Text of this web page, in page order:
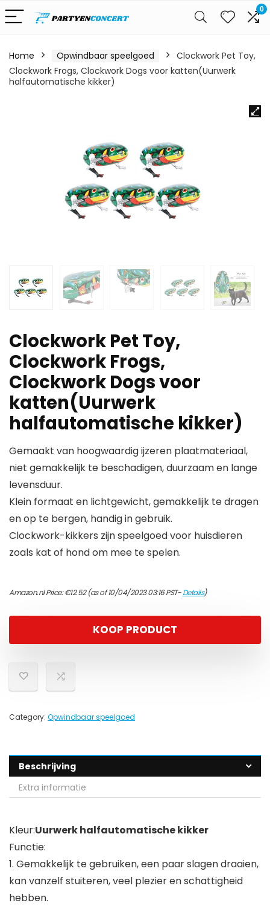
0
Home Opwindbaar speelgoed
Clockwork Pet Toy,
Clockwork Frogs, Clockwork Dogs voor katten(Uurwerk
halfautomatische kikker)
Clockwork Pet Toy,
Clockwork Frogs,
Clockwork Dogs voor
katten(Uurwerk
halfautomatische kikker)
Gemaakt van hoogwaardig ijzeren plaatmateriaal,
niet gemakkelijk te beschadigen, duurzaam en lange
levensduur.
Klein formaat en lichtgewicht, gemakkelijk te dragen
en op te bergen, handig in gebruik.
Clockwork-kikkers zijn speelgoed voor huisdieren
zoals kat of hond om mee te spelen.
Amazon.nl Price:€12.52(as of 10/04/2023 03:16 PST-Details)
KOOP PRODUCT
Category: Opwindbaar speelgoed
Beschrijving
Extra informatie
Kleur:Uurwerk halfautomatische kikker
Functie:
1. Gemakkelijk te gebruiken, een paar slagen draaien,
kan vanzelf stuiteren, veel plezier en schattigheid
hebben.